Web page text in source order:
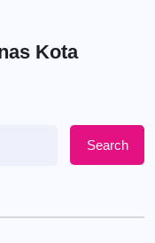
Kota
Search